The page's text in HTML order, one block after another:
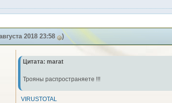
2018 23:58 )
Цитата: marat
Трояны распространяете !!!
VIRUSTOTAL